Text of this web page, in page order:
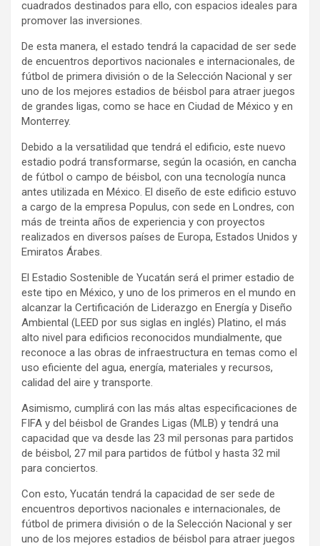
cuadrados destinados para ello, con espacios ideales para
promover las inversiones.
De esta manera, el estado tendrá la capacidad de ser sede
de encuentros deportivos nacionales e internacionales, de
fútbol de primera división o de la Selección Nacional y ser
uno de los mejores estadios de béisbol para atraer juegos
de grandes ligas, como se hace en Ciudad de México y en
Monterrey.
Debido a la versatilidad que tendrá el edificio, este nuevo
estadio podrá transformarse, según la ocasión, en cancha
de fútbol o campo de béisbol, con una tecnología nunca
antes utilizada en México. El diseño de este edificio estuvo
a cargo de la empresa Populus, con sede en Londres, con
más de treinta años de experiencia y con proyectos
realizados en diversos países de Europa, Estados Unidos y
Emiratos Árabes.
El Estadio Sostenible de Yucatán será el primer estadio de
este tipo en México, y uno de los primeros en el mundo en
alcanzar la Certificación de Liderazgo en Energía y Diseño
Ambiental (LEED por sus siglas en inglés) Platino, el más
alto nivel para edificios reconocidos mundialmente, que
reconoce a las obras de infraestructura en temas como el
uso eficiente del agua, energía, materiales y recursos,
calidad del aire y transporte.
Asimismo, cumplirá con las más altas especificaciones de
FIFA y del béisbol de Grandes Ligas (MLB) y tendrá una
capacidad que va desde las 23 mil personas para partidos
de béisbol, 27 mil para partidos de fútbol y hasta 32 mil
para conciertos.
Con esto, Yucatán tendrá la capacidad de ser sede de
encuentros deportivos nacionales e internacionales, de
fútbol de primera división o de la Selección Nacional y ser
uno de los mejores estadios de béisbol para atraer juegos